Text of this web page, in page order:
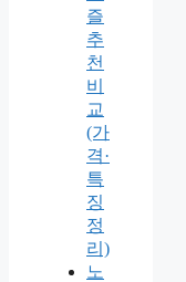
즐
추
천
비
교
(가
격·
특
징
정
리)
노